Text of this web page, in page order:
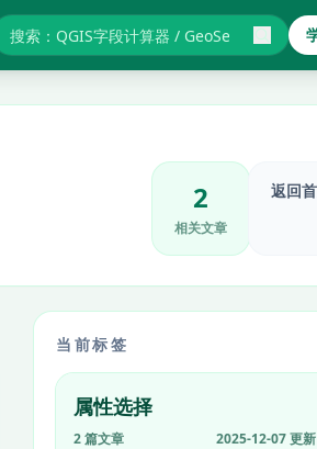
搜索GIS教程与报错
2
相关文章
返回
当前标签
属性选择
2 篇文章 2025-12-07 更新